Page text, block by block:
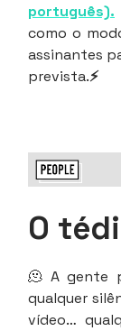
português).
como o
assinantes
prevista.⚡
O
🫠 A gente
qualquer
vídeo…